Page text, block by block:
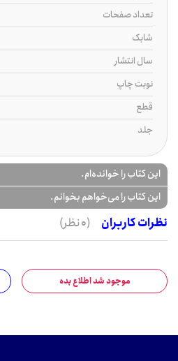
تعداد صفحات
شابک
سال انتشار
نوبت چاپ
قطع
جلد
این کتاب را خوانده‌ام.
این کتاب را می‌خواهم بخوانم.
نظرات کاربران
(0 نظر)
موجود شد اطلاع بده